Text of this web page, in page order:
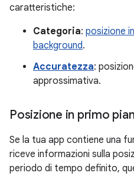
caratteristiche:
Categoria: posizione
background.
Accuratezza:
approssimativa.
Posizione in primo
Se la tua app contiene una
riceve informazioni sulla
periodo di tempo definito,